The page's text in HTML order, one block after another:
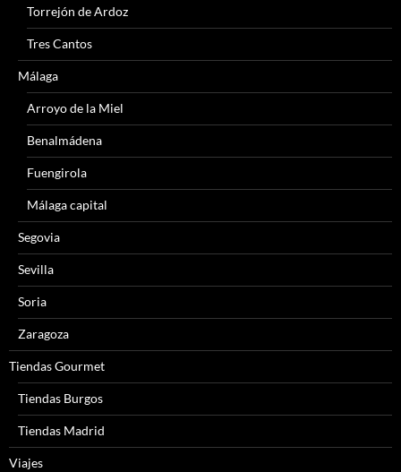
Torrejón de Ardoz
Tres Cantos
Málaga
Arroyo de la Miel
Benalmádena
Fuengirola
Málaga capital
Segovia
Sevilla
Soria
Zaragoza
Tiendas Gourmet
Tiendas Burgos
Tiendas Madrid
Viajes